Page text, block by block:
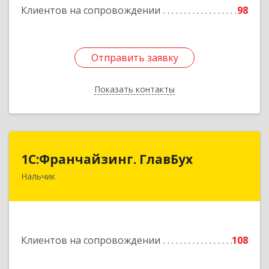
Клиентов на сопровождении 98
Отправить заявку
Показать контакты
Отправить заявку
Назад
1С:Франчайзинг. ГлавБух
Нальчик
Клиентов на сопровождении 108
1С:Франчайзинг. ГлавБух
360000, Кабардино-Балкарская Респ, Нальчик г,